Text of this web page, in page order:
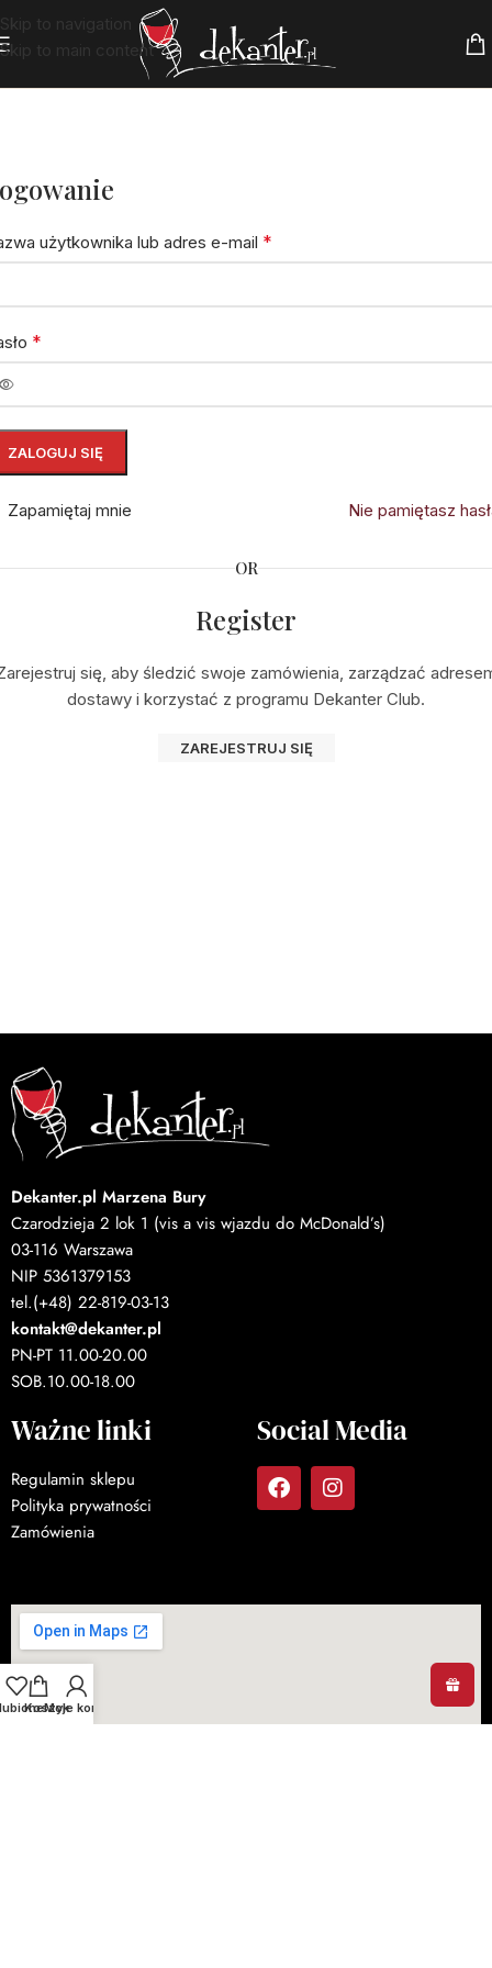
Skip to navigation
Skip to main content
użytkownika lub adres e-mail *
*
ZALOGUJ SIĘ
Nie pamiętasz
Zapamiętaj mnie
OR
Register
się, aby śledzić swoje zamówienia, zarządzać
dostawy i korzystać z programu Dekanter Club.
ZAREJESTRUJ SIĘ
Dekanter.pl Marzena Bury
Czarodzieja 2 lok 1 (vis a vis wjazdu do McDonald’s)
03-116 Warszawa
NIP 5361379153
tel.(+48) 22-819-03-13
kontakt@dekanter.pl
PN-PT 11.00-20.00
SOB.10.00-18.00
Ważne linki
Regulamin sklepu
Polityka prywatności
Zamówienia
Social Media
Koszyk
Moje konto